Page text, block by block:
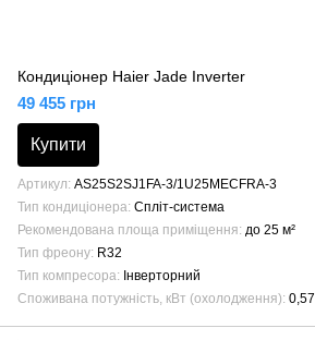
Кондиціонер Haier Jade Inverter
49 455 грн
Купити
Артикул AS25S2SJ1FA-3/1U25MECFRA-3
Тип кондиціонера Спліт-система
Рекомендована площа приміщення до 25 м²
Тип фреону R32
Тип компресора
Інверторний
Споживана потужність, кВт (охолодження) 0,57